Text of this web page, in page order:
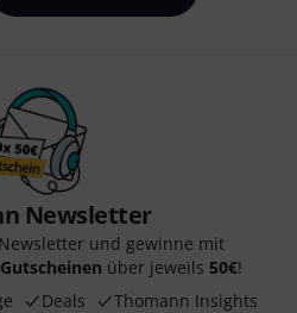
Newsletter
und gewinne mit
über jeweils 50€!
Deals Thomann Insights